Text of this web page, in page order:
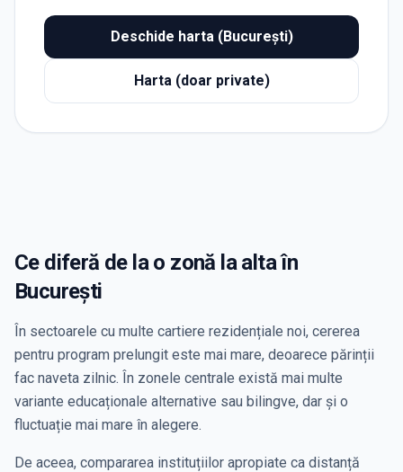
Deschide harta (București)
Harta (doar private)
Ce diferă de la o zonă la alta în
București
În sectoarele cu multe cartiere rezidențiale noi, cererea
pentru program prelungit este mai mare, deoarece părinții
fac naveta zilnic. În zonele centrale există mai multe
variante educaționale alternative sau bilingve, dar și o
fluctuație mai mare în alegere.
De aceea, compararea instituțiilor apropiate ca distanță